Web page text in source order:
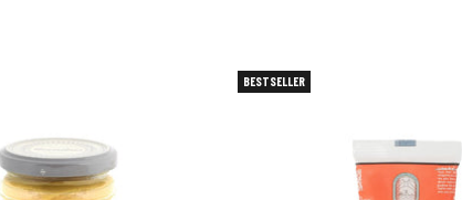
BESTSELLER